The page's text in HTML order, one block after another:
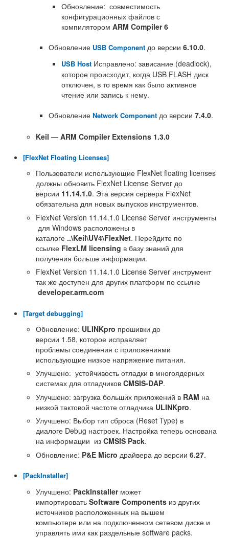
Обновление: совместимость
конфигурационных файлов с
компилятором ARM Compiler 6
Обновление USB Component до версии 6.10.0.
USB Host Исправлено: зависание (deadlock),
которое происходит, когда USB FLASH диск
отключен, в то время как было активное
чтение или запись к нему.
Обновление Network Component до версии 7.4.0.
Keil — ARM Compiler Extensions 1.3.0
[FlexNet Floating Licenses]
Пользователи использующие FlexNet floating licenses
должны обновить FlexNet License Server до
версии 11.14.1.0. Эта версия сервера FlexNet
обязательна для новых выпусков инструментов.
FlexNet Version 11.14.1.0 License Server инструменты
для Windows расположены в
каталоге ..\Keil\UV4\FlexNet. Перейдите по
ссылке FlexLM licensing в базу знаний для
получения больше информации.
FlexNet Version 11.14.1.0 License Server инструмент
так же доступен для других платформ по ссылке
developer.arm.com
[Target debugging]
Обновление: ULINKpro прошивки до
версии 1.58, которое исправляет
проблемы соединения с приложениями
использующие низкое напряжение питания.
Улучшено: устойчивость отладки в многоядерных
системах для отладчиков CMSIS-DAP.
Улучшено: загрузка больших приложений в RAM на
низкой тактовой частоте отладчика ULINKpro.
Улучшено: Выбор тип сброса (Reset Type) в
диалоге Debug настроек. Настройка теперь основана
на информации из CMSIS Pack.
Обновление: P&E Micro драйвера до версии 6.27.
[PackInstaller]
Улучшено: PackInstallerможет
импортировать Software Components из других
источников расположенных на вышем
компьютере или на подключенном сетевом диске и
управлять ими как раздельные software packs.